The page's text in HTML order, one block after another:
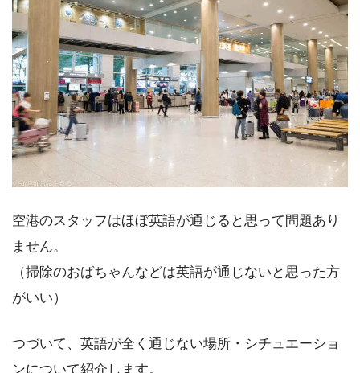
空港のスタッフはほぼ英語が通じると思って問題あり
ません。
（掃除のおばちゃんなどは英語が通じないと思った方
がいい）
つづいて、英語が全く通じない場所・シチュエーショ
ンについて紹介します。